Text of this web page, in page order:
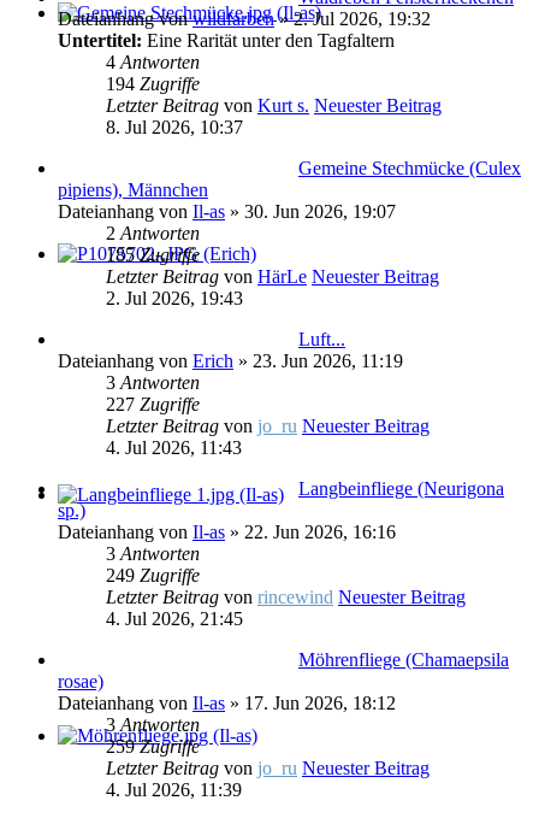
Dateianhangvonwildfarben» 2. Jul 2026, 19:32
Untertitel: Eine Rarität unter den Tagfaltern
4 Antworten
194 Zugriffe
Letzter Beitrag von Kurt s. Neuester Beitrag
8. Jul 2026, 10:37
Gemeine Stechmücke (Culex
pipiens), Männchen
Dateianhang von Il-as » 30. Jun 2026, 19:07
2 Antworten
185Zugriffe
Letzter Beitrag von HärLe Neuester Beitrag
2. Jul 2026, 19:43
Luft...
Dateianhang von Erich » 23. Jun 2026, 11:19
3 Antworten
227 Zugriffe
Letzter Beitrag von jo_ru Neuester Beitrag
4. Jul 2026, 11:43
Langbeinfliege (Neurigona
sp.)
Dateianhang von Il-as » 22. Jun 2026, 16:16
3 Antworten
249 Zugriffe
Letzter Beitrag von rincewind Neuester Beitrag
4. Jul 2026, 21:45
Möhrenfliege (Chamaepsila
rosae)
Dateianhang von Il-as » 17. Jun 2026, 18:12
3 Antworten
259Zugriffe
Letzter Beitrag von jo_ru Neuester Beitrag
4. Jul 2026, 11:39